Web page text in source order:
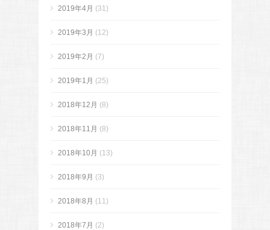
2019年4月 (31)
2019年3月 (12)
2019年2月 (7)
2019年1月 (25)
2018年12月 (8)
2018年11月 (8)
2018年10月 (13)
2018年9月 (3)
2018年8月 (11)
2018年7月 (2)